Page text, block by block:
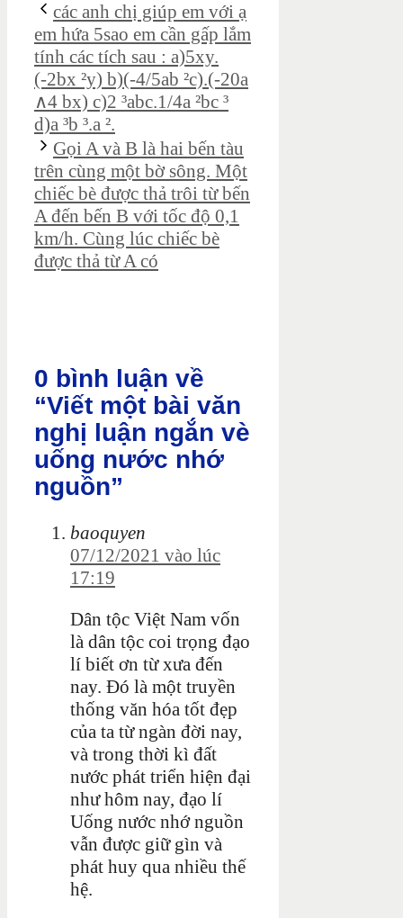
các anh chị giúp em với ạ
em hứa 5sao em cần gấp lắm
tính các tích sau : a)5xy.
(-2bx ²y) b)(-4/5ab ²c).(-20a
∧4 bx) c)2 ³abc.1/4a ²bc ³
d)a ³b ³.a ².
Gọi A và B là hai bến tàu
trên cùng một bờ sông. Một
chiếc bè được thả trôi từ bến
A đến bến B với tốc độ 0,1
km/h. Cùng lúc chiếc bè
được thả từ A có
0 bình luận về
“Viết một bài văn
nghị luận ngắn vè
uống nước nhớ
nguồn”
baoquyen
07/12/2021 vào lúc
17:19
Dân tộc Việt Nam vốn
là dân tộc coi trọng đạo
lí biết ơn từ xưa đến
nay. Đó là một truyền
thống văn hóa tốt đẹp
của ta từ ngàn đời nay,
và trong thời kì đất
nước phát triển hiện đại
như hôm nay, đạo lí
Uống nước nhớ nguồn
vẫn được giữ gìn và
phát huy qua nhiều thế
hệ.